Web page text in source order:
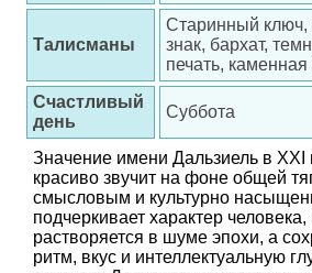
Талисманы
Старинный ключ,
знак, бархат,
печать,
Счастливый
день
Суббота
Значение имени Дальзиель в XXI
красиво звучит на фоне общей
смысловым и культурно
подчеркивает характер
растворяется в шуме эпохи, а
ритм, вкус и интеллектуальную